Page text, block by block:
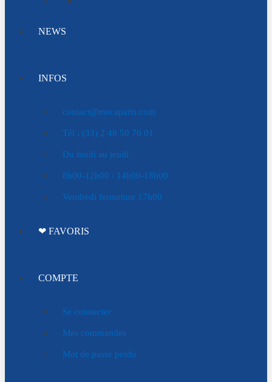
NEWS
INFOS
contact@mecaparts.com
Tél : (33) 2 48 50 70 01
Du lundi au jeudi
8h00-12h00 / 14h00-18h00
Vendredi fermeture 17h00
❤ FAVORIS
COMPTE
Se connecter
Mes commandes
Mot de passe perdu